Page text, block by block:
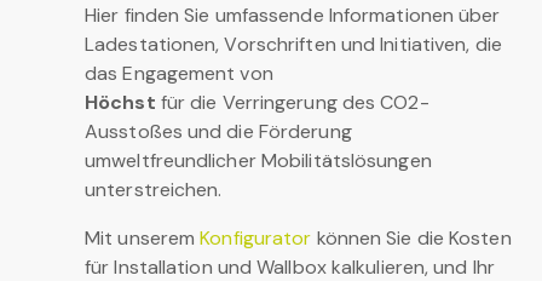
Hier finden Sie umfassende Informationen über
Ladestationen, Vorschriften und Initiativen, die
das Engagement von
Höchst für die Verringerung des CO2-
Ausstoßes und die Förderung
umweltfreundlicher Mobilitätslösungen
unterstreichen.
Mit unseremKonfigurator können Sie die Kosten
für Installation und Wallbox kalkulieren, und Ihr